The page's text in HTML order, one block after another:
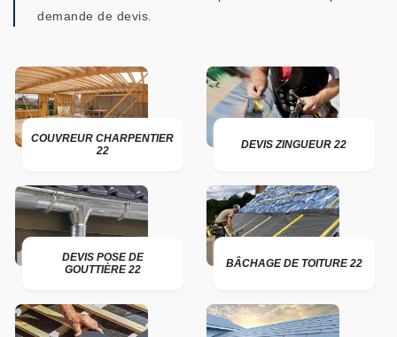
demande de devis.
COUVREUR CHARPENTIER
22
DEVIS ZINGUEUR 22
DEVIS POSE DE
GOUTTIÈRE 22
BÂCHAGE DE TOITURE 22